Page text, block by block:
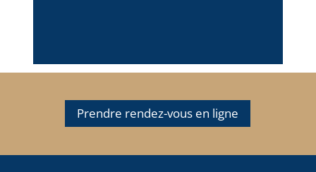
Prendre rendez-vous en ligne